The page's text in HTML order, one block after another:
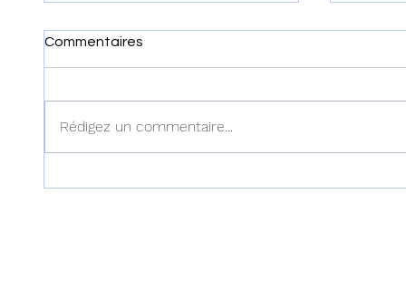
examens officiels enlevés
Fils-
Commentaires
Rédigez un commentaire...